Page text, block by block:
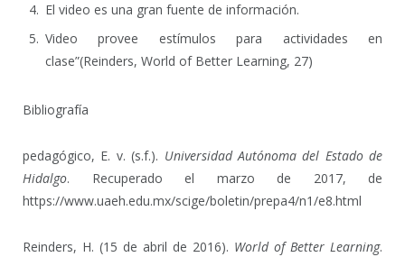
El video es una gran fuente de información.
Video provee estímulos para actividades en
clase”(Reinders, World of Better Learning, 27)
Bibliografía
pedagógico, E. v. (s.f.). Universidad Autónoma del Estado de
Hidalgo. Recuperado el marzo de 2017, de
https://www.uaeh.edu.mx/scige/boletin/prepa4/n1/e8.html
Reinders, H. (15 de abril de 2016). World of Better Learning.